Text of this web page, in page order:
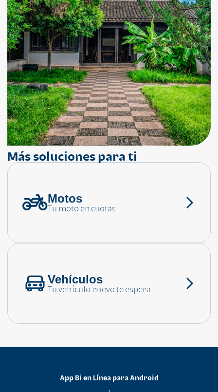
¿Necesitas ayuda?
Más soluciones para ti
Motos
Tu moto en cuotas
Vehículos
Tu vehículo nuevo te espera
App Bi en Línea para Android